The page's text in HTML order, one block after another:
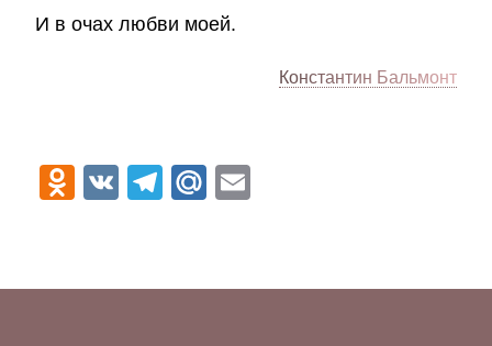
И в очах любви моей.
Константин Бальмонт
Odnoklassniki
VK Telegram
Mail.Ru